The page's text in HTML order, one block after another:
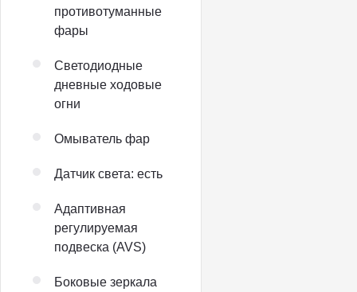
противотуманные
фары
Светодиодные
дневные ходовые
огни
Омыватель фар
Датчик света: есть
Адаптивная
регулируемая
подвеска (AVS)
Боковые зеркала